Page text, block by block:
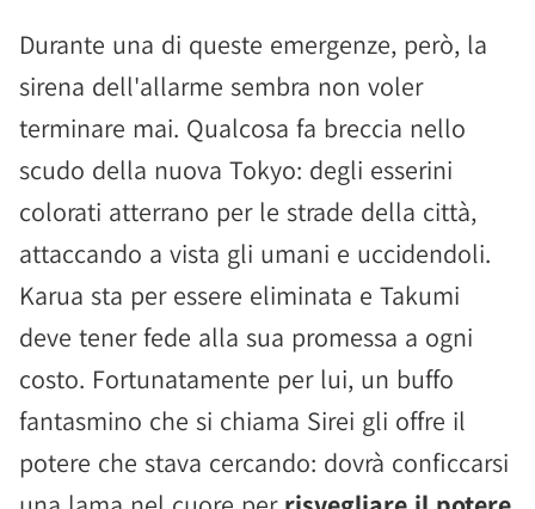
Durante una di queste emergenze, però, la
sirena dell'allarme sembra non voler
terminare mai. Qualcosa fa breccia nello
scudo della nuova Tokyo: degli esserini
colorati atterrano per le strade della città,
attaccando a vista gli umani e uccidendoli.
Karua sta per essere eliminata e Takumi
deve tener fede alla sua promessa a ogni
costo. Fortunatamente per lui, un buffo
fantasmino che si chiama Sirei gli offre il
potere che stava cercando: dovrà conficcarsi